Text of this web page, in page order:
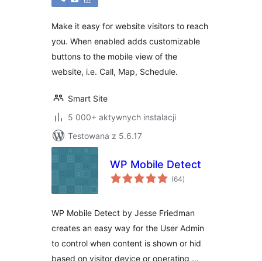
Make it easy for website visitors to reach
you. When enabled adds customizable
buttons to the mobile view of the
website, i.e. Call, Map, Schedule.
Smart Site
5 000+ aktywnych instalacji
Testowana z 5.6.17
WP Mobile Detect
(64wszystkich
ocen
)
WP Mobile Detect by Jesse Friedman
creates an easy way for the User Admin
to control when content is shown or hid
based on visitor device or operating …